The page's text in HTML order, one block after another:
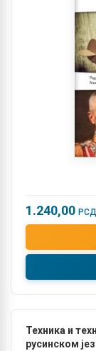
1.240,00 РСД
Техника и
русинском